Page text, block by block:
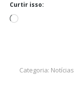
Curtir isso:
Carregando...
Categoria: Notícias